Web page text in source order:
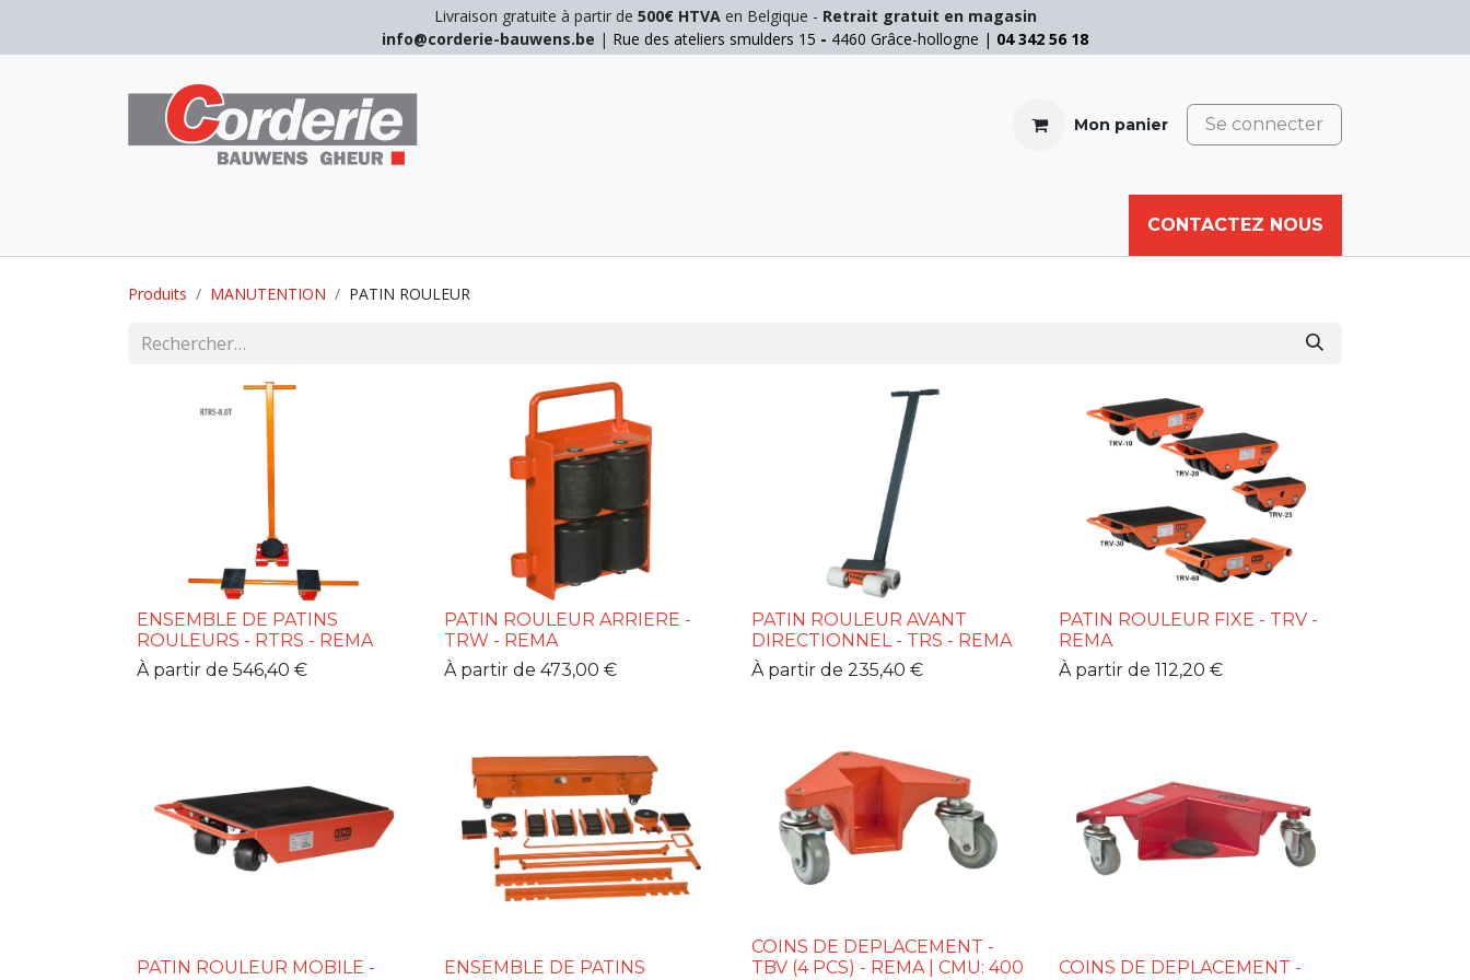
Livraison gratuite à partir de 500€ HTVAen Belgique - Retrait gratuit en magasin
info@corderie-bauwens.be | Rue des ateliers smulders 15 - 4460 Grâce-hollogne | 04 342 56 18
Mon panier Se connecter
CORDE AUTRES
CONTACTEZ NOUS
Produits MANUTENTION PATIN ROULEUR
ENSEMBLE DE PATINS
ROULEURS - RTRS - REMA
À partir de 546,40 €
PATIN ROULEUR ARRIERE -
TRW - REMA
À partir de 473,00 €
PATIN ROULEUR AVANT
DIRECTIONNEL - TRS - REMA
À partir de 235,40 €
PATIN ROULEUR FIXE - TRV -
REMA
À partir de 112,20 €
PATIN ROULEUR MOBILE -
ENSEMBLE DE PATINS
COINS DE DEPLACEMENT -
TBV (4 PCS) - REMA | CMU: 400
COINS DE DEPLACEMENT -